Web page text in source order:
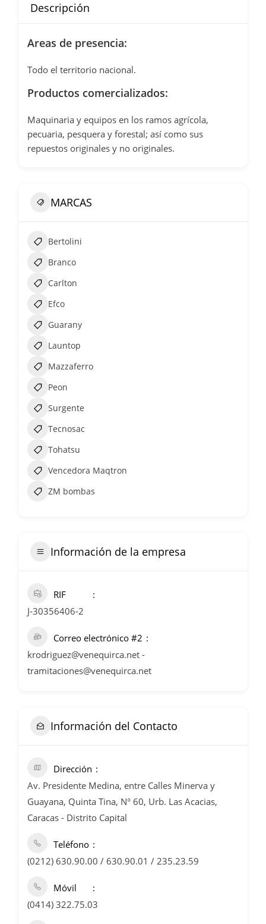
Descripción
Areas de presencia:
Todo el territorio nacional.
Productos comercializados:
Maquinaria y equipos en los ramos agrícola,
pecuaria, pesquera y forestal; así como sus
repuestos originales y no originales.
MARCAS
Bertolini
Branco
Carlton
Efco
Guarany
Launtop
Mazzaferro
Peon
Surgente
Tecnosac
Tohatsu
Vencedora Maqtron
ZM bombas
Información de la empresa
RIF
J-30356406-2
Correo electrónico #2
krodriguez@venequirca.net -
tramitaciones@venequirca.net
Información del Contacto
Dirección
Av. Presidente Medina, entre Calles Minerva y
Guayana, Quinta Tina, N° 60, Urb. Las Acacias,
Caracas - Distrito Capital
Teléfono
(0212) 630.90.00 / 630.90.01 / 235.23.59
Móvil
(0414) 322.75.03